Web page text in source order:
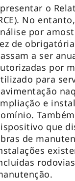
o
No
por
de
a ser
por
para
e
que
de